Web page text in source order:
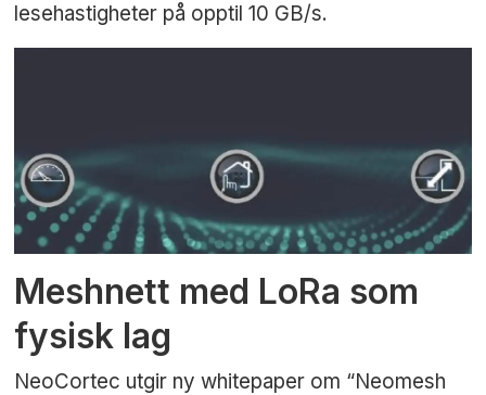
lesehastigheter på opptil 10 GB/s.
Meshnett med LoRa som
fysisk lag
NeoCortec utgir ny whitepaper om “Neomesh